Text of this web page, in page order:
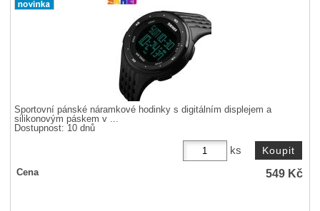
Sportovní pánské náramkové hodinky s digitálním displejem a
silikonovým páskem v ...
Dostupnost: 10 dnů
ks
Cena 549 Kč